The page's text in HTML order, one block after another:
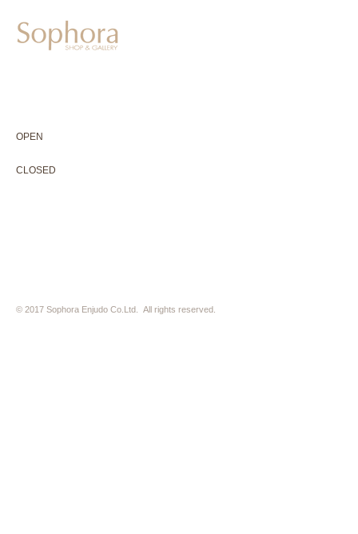
OPEN
CLOSED
© 2017 Sophora Enjudo Co.Ltd. All rights reserved.